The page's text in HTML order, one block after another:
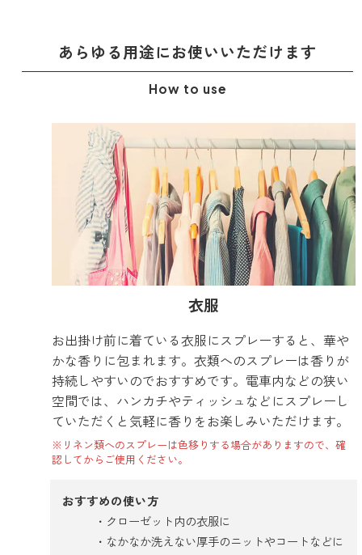
あらゆる用途に お使いいただけます
How to use
衣服
お出掛け前に着ている衣服にスプレーすると、華や
かな香りに包まれます。衣類へのスプレーは香りが
持続しやすいのでおすすめです。電車内などの狭い
空間では、ハンカチやティッシュなどにスプレーし
ていただくと気軽に香りをお楽しみいただけます。
※リネン類へのスプレーは色移りする場合がありますので、確
認してからご使用ください。
おすすめの使い方
クローゼット内の衣服に
なかなか洗えない厚手のニットやコートなどに